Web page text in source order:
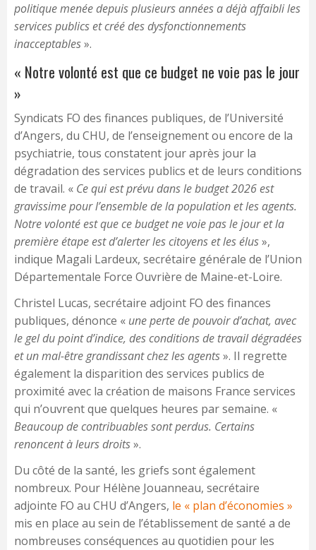
politique menée depuis plusieurs années a déjà affaibli les
services publics et créé des dysfonctionnements
inacceptables».
« Notre volonté est que ce budget ne voie pas le jour
»
Syndicats FO des finances publiques, de l’Université
d’Angers, du CHU, de l’enseignement ou encore de la
psychiatrie, tous constatent jour après jour la
dégradation des services publics et de leurs conditions
de travail. « Ce qui est prévu dans le budget 2026 est
gravissime pour l’ensemble de la population et les agents.
Notre volonté est que ce budget ne voie pas le jour et la
première étape est d’alerter les citoyens et les élus»,
indique Magali Lardeux, secrétaire générale de l’Union
Départementale Force Ouvrière de Maine-et-Loire.
Christel Lucas, secrétaire adjoint FO des finances
publiques, dénonce « une perte de pouvoir d’achat, avec
le gel du point d’indice, des conditions de travail dégradées
et un mal-être grandissant chez les agents». Il regrette
également la disparition des services publics de
proximité avec la création de maisons France services
qui n’ouvrent que quelques heures par semaine. «
Beaucoup de contribuables sont perdus. Certains
renoncent à leurs droits».
Du côté de la santé, les griefs sont également
nombreux. Pour Hélène Jouanneau, secrétaire
adjointe FO au CHU d’Angers, le « plan d’économies »
mis en place au sein de l’établissement de santé a de
nombreuses conséquences au quotidien pour les